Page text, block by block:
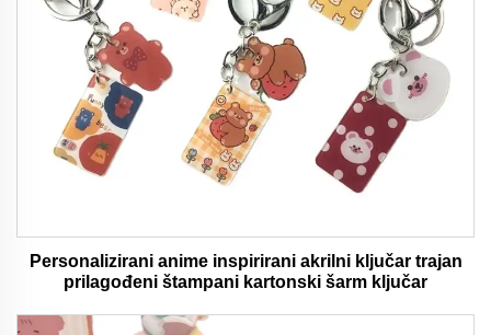
Personalizirani anime inspirirani akrilni ključar trajan
prilagođeni štampani kartonski šarm ključar